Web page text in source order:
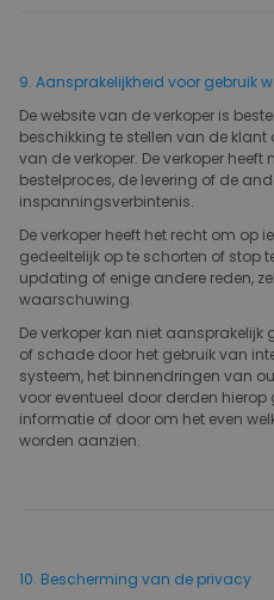
9. Aansprakelijkheid voor gebruik
De website van de verkoper is
beschikking te stellen van de
van de verkoper. De verkoper
bestelproces, de levering of de
inspanningsverbintenis.
De verkoper heeft het recht om op
gedeeltelijk op te schorten of stop
updating of enige andere reden,
waarschuwing.
De verkoper kan niet
of schade door het gebruik van
systeem, het binnendringen van
voor eventueel door derden hierop
informatie of door om het even
worden aanzien.
10. Bescherming van de privacy